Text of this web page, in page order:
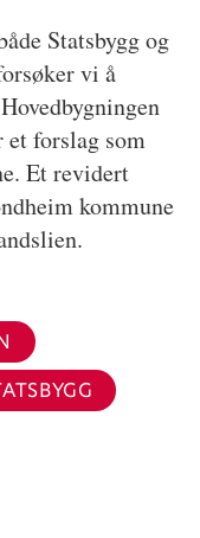
Statsbygg og
vi å
forslag som
Et revidert
kommune